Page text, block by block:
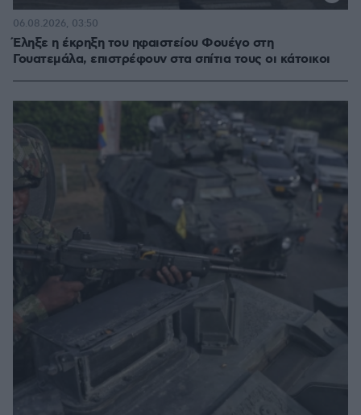
Έληξε η έκρηξη του ηφαιστείου Φουέγο στη
Γουατεμάλα, επιστρέφουν στα σπίτια τους οι κάτοικοι
06.08.2026, 03:50